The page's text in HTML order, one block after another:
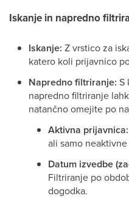
Iskanje in napredno
Iskanje: Z vrstico za
katero koli prijavnico
Napredno filtriranje: S
napredno filtriranje
natančno omejite po
Aktivna prijavnica:
ali samo
Datum izvedbe
Filtriranje po
dogodka.